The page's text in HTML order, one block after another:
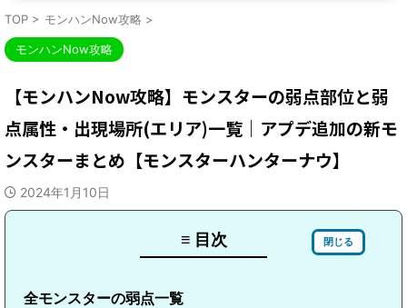
TOP > モンハンNow攻略 >
モンハンNow攻略
【モンハンNow攻略】モンスターの弱点部位と弱
点属性・出現場所(エリア)一覧｜アプデ追加の新モ
ンスターまとめ【モンスターハンターナウ】
2024年1月10日
≡ 目次 閉じる
全モンスターの弱点一覧